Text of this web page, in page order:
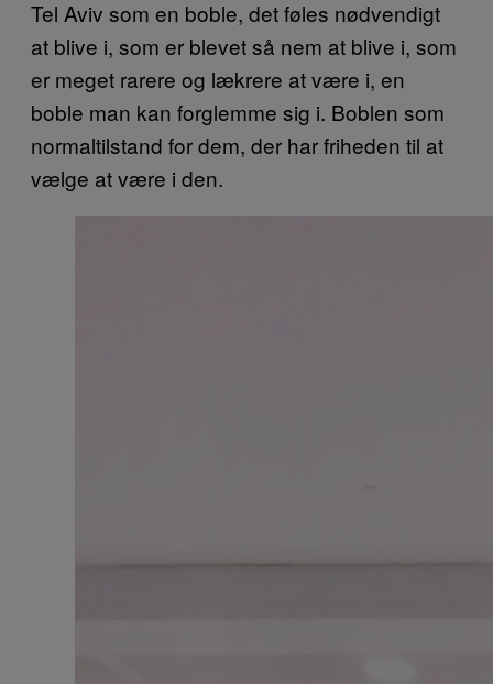
Tel Aviv som en boble, det føles nødvendigt
at blive i, som er blevet så nem at blive i, som
er meget rarere og lækrere at være i, en
boble man kan forglemme sig i. Boblen som
normaltilstand for dem, der har friheden til at
vælge at være i den.